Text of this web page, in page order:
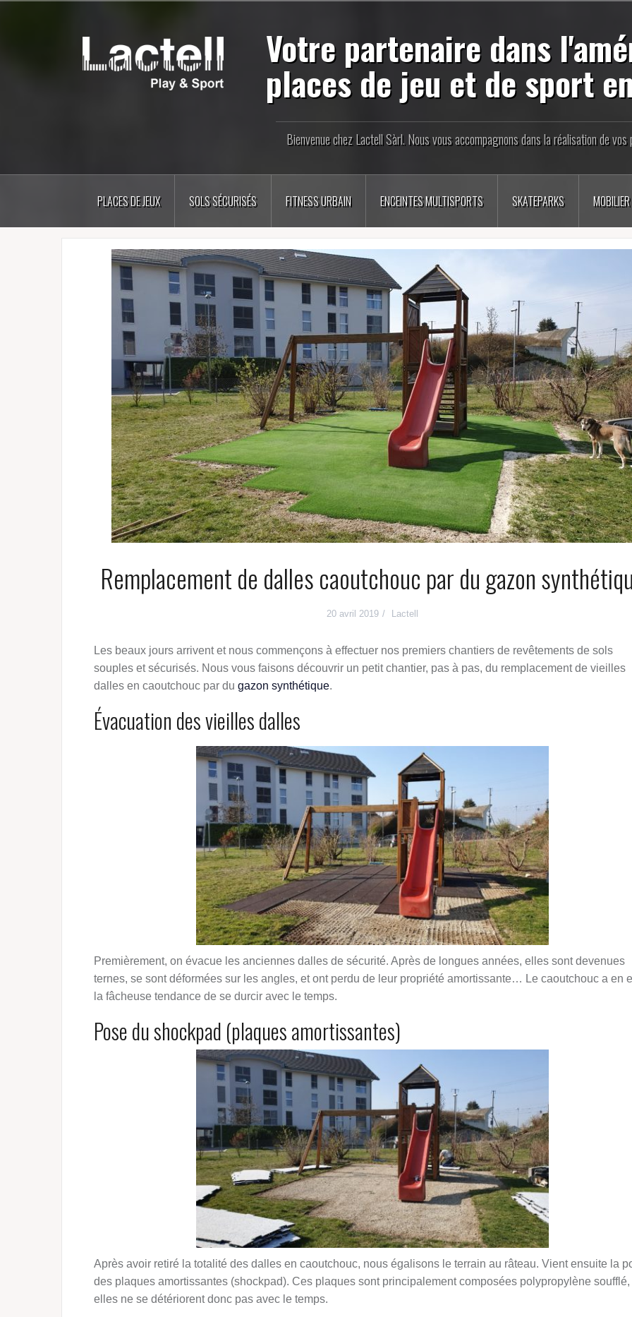
Votre partenaire dans
places de jeu et de sport
Bienvenue chez Lactell Sàrl. Nous vous accompagnons dans la réalisation de vos
PLACES DE JEUX SOLS SÉCURISÉS FITNESS URBAIN ENCEINTES MULTISPORTS SKATEPARKS
Remplacement de dalles caoutchouc par du gazon
20 avril 2019 Lactell
Les beaux jours arrivent et nous commençons à effectuer nos premiers chantiers de revêtements de sols
souples et sécurisés. Nous vous faisons découvrir un petit chantier, pas à pas, du remplacement de vieilles
dalles en caoutchouc par du gazon synthétique.
Évacuation des vieilles dalles
Premièrement, on évacue les anciennes dalles de sécurité. Après de longues années, elles sont devenues
ternes, se sont déformées sur les angles, et ont perdu de leur propriété amortissante… Le caoutchouc a en
la fâcheuse tendance de se durcir avec le temps.
Pose du shockpad (plaques amortissantes)
Après avoir retiré la totalité des dalles en caoutchouc, nous égalisons le terrain au râteau. Vient ensuite la
des plaques amortissantes (shockpad). Ces plaques sont principalement composées polypropylène soufflé,
elles ne se détériorent donc pas avec le temps.